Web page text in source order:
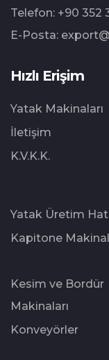
Telefon: +90 352
E-Posta:
Hızlı Erişim
Yatak Makinaları
İletişim
K.V.K.K.
Yatak Üretim
Kapitone
Kesim ve Bordür
Makinaları
Konveyörler